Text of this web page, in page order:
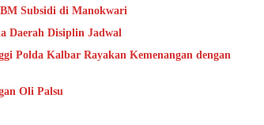
Subsidi di Manokwari
Daerah Disiplin Jadwal
Polda Kalbar Rayakan Kemenangan dengan
Oli Palsu